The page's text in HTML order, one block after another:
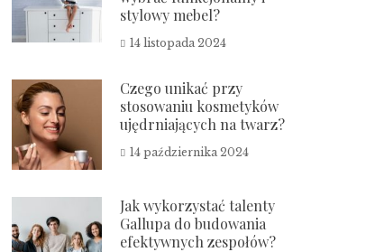
stylowy mebel?
14 listopada 2024
Czego unikać przy
stosowaniu kosmetyków
ujędrniających na twarz?
14 października 2024
Jak wykorzystać talenty
Gallupa do budowania
efektywnych zespołów?